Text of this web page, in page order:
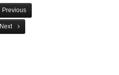
Previous
Next